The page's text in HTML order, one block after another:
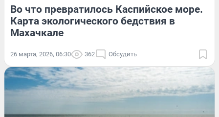
Во что превратилось Каспийское море.
Карта экологического бедствия в
Махачкале
26 марта, 2026, 06:30 362 Обсудить